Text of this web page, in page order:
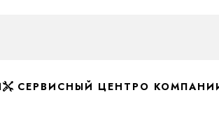
СЕРВИСНЫЙ ЦЕНТРО